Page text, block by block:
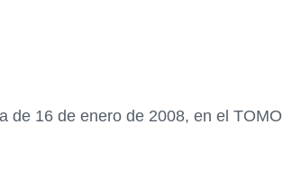
16 de enero de 2008, en el